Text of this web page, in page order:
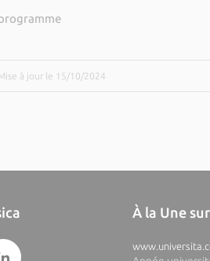
à jour le 15/10/2024
À la Une